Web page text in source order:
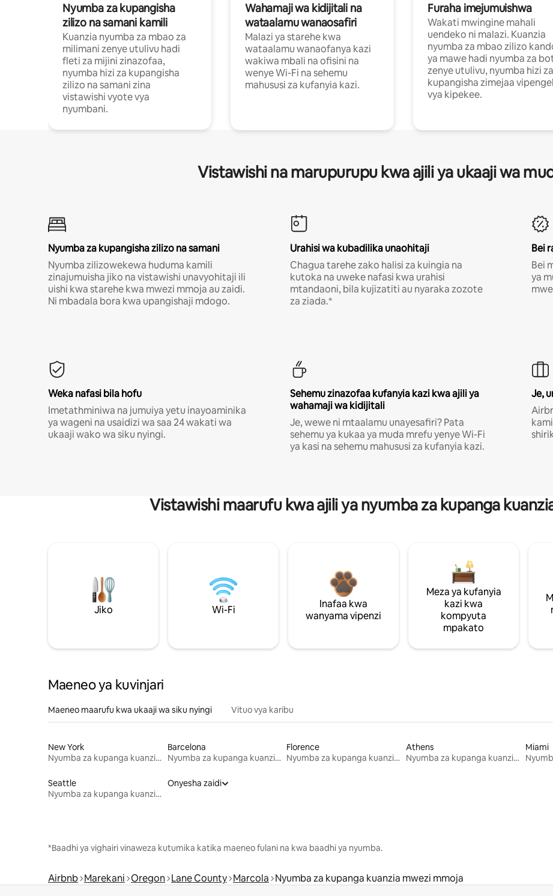
Nyumba za kupangisha
zilizo na samani kamili
Kuanzia nyumba za mbao za
milimani zenye utulivu hadi
fleti za mijini zinazofaa,
nyumba hizi za kupangisha
zilizo na samani zina
vistawishi vyote vya
nyumbani.
Wahamaji wa kidijitali na
wataalamu wanaosafiri
Malazi ya starehe kwa
wataalamu wanaofanya kazi
wakiwa mbali na ofisini na
wenye Wi-Fi na sehemu
mahususi za kufanyia kazi.
Furaha imejumuishwa
Wakati mwingine mahali
uendeko ni malazi. Kuanzia
nyumba za mbao zilizo
ya mawe hadi nyumba za
zenye utulivu, nyumba hizi za
kupangisha zimejaa
vya kipekee.
Vistawishi na marupurupu kwa ajili ya ukaaji wa
Nyumba za kupangisha zilizo na samani
Nyumba zilizowekewa huduma kamili
zinajumuisha jiko na vistawishi unavyohitaji ili
uishi kwa starehe kwa mwezi mmoja au zaidi.
Ni mbadala bora kwa upangishaji mdogo.
Urahisi wa kubadilika unaohitaji
Chagua tarehe zako halisi za kuingia na
kutoka na uweke nafasi kwa urahisi
mtandaoni, bila kujizatiti au nyaraka zozote
za ziada.*
Bei
Bei
ya
Weka nafasi bila hofu
Imetathminiwa na jumuiya yetu inayoaminika
ya wageni na usaidizi wa saa 24 wakati wa
ukaaji wako wa siku nyingi.
Sehemu zinazofaa kufanyia kazi kwa ajili ya
wahamaji wa kidijitali
Je, wewe ni mtaalamu unayesafiri? Pata
sehemu ya kukaa ya muda mrefu yenye Wi-Fi
ya kasi na sehemu mahususi za kufanyia kazi.
Je,
Vistawishi maarufu kwa ajili ya nyumba za kupanga
Jiko Wi-Fi
Inafaa kwa
wanyama vipenzi
Meza ya kufanyia
kazi kwa
kompyuta
mpakato
Maeneo ya kuvinjari
Maeneo maarufu kwa ukaaji wa siku nyingi Vituo vya karibu
New York
Nyumba za kupanga kuanzia mwezi mmoja
Barcelona
Nyumba za kupanga kuanzia mwezi mmoja
Florence
Nyumba za kupanga kuanzia mwezi mmoja
Athens
Nyumba za kupanga kuanzia mwezi mmoja
Miami
Seattle
Nyumba za kupanga kuanzia mwezi mmoja
Onyesha zaidi
*Baadhi ya vighairi vinaweza kutumika katika maeneo fulani na kwa baadhi ya nyumba.
Airbnb Marekani Oregon Lane County Marcola Nyumba za kupanga kuanzia mwezi mmoja